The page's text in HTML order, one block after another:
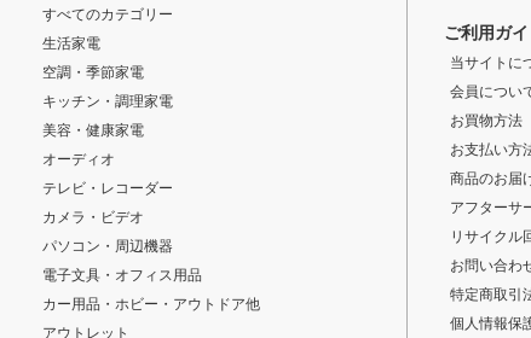
すべてのカテゴリー
生活家電
空調・季節家電
キッチン・調理家電
美容・健康家電
オーディオ
テレビ・レコーダー
カメラ・ビデオ
パソコン・周辺機器
電子文具・オフィス用品
カー用品・ホビー・アウトドア他
アウトレット
ご利用ガイ
当サイトに
会員につい
お買物方法
お支払い方
商品のお届
アフターサ
リサイクル
お問い合わ
特定商取引
個人情報保